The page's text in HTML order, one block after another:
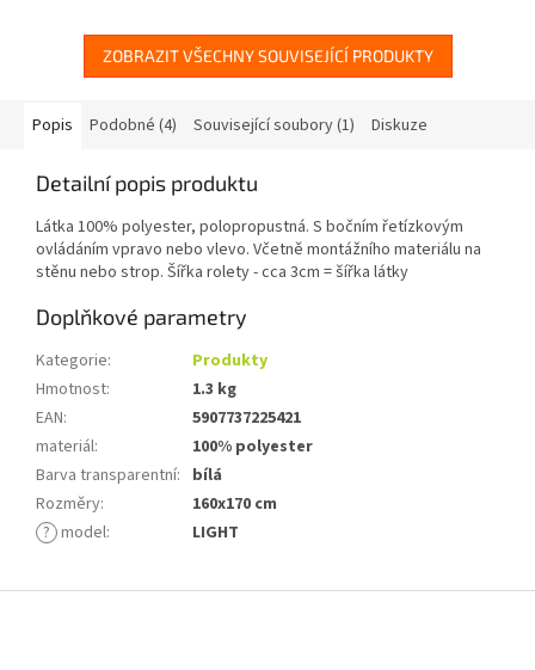
látky
ZOBRAZIT VŠECHNY SOUVISEJÍCÍ PRODUKTY
Popis Podobné (4) Související soubory (1) Diskuze
Detailní popis produktu
Látka 100% polyester, polopropustná. S bočním řetízkovým
ovládáním vpravo nebo vlevo. Včetně montážního materiálu na
stěnu nebo strop. Šířka rolety - cca 3cm = šířka látky
Doplňkové parametry
Kategorie:
Produkty
Hmotnost:
1.3 kg
EAN:
5907737225421
materiál:
100% polyester
Barva transparentní: bílá
Rozměry:
160x170 cm
? model: LIGHT